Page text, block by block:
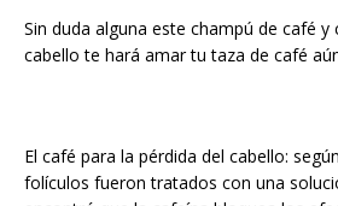
Sin duda alguna este champú de café y
cabello te hará amar tu taza de café
El café para la pérdida del cabello:
folículos fueron tratados con una